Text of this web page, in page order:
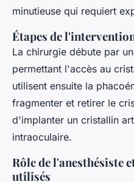
minutieuse qui requiert
Étapes de
La chirurgie débute par
permettant l'accès au
utilisent ensuite la
fragmenter et retirer le
d'implanter un cristallin
intraoculaire.
Rôle de l'anesthésiste
utilisés